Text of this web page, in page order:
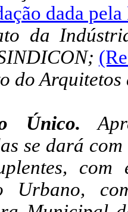
dada
da
do
Único.
se dará
Urbano,